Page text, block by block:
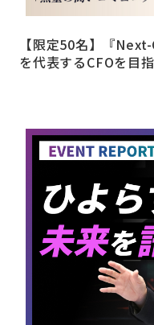
【限定50名】『
を代表するCFOを目